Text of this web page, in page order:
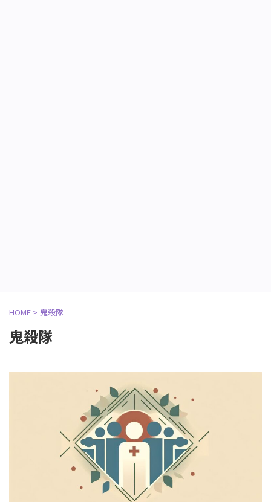
HOME > 鬼殺隊
鬼殺隊